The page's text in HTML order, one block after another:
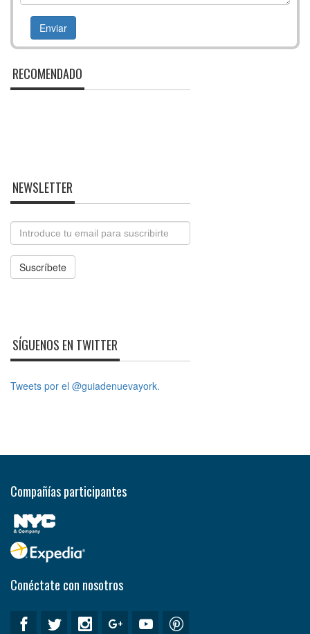
RECOMENDADO
NEWSLETTER
Email
Suscríbete
SÍGUENOS EN TWITTER
Tweets por el @guiadenuevayork.
Compañías participantes
Conéctate con nosotros